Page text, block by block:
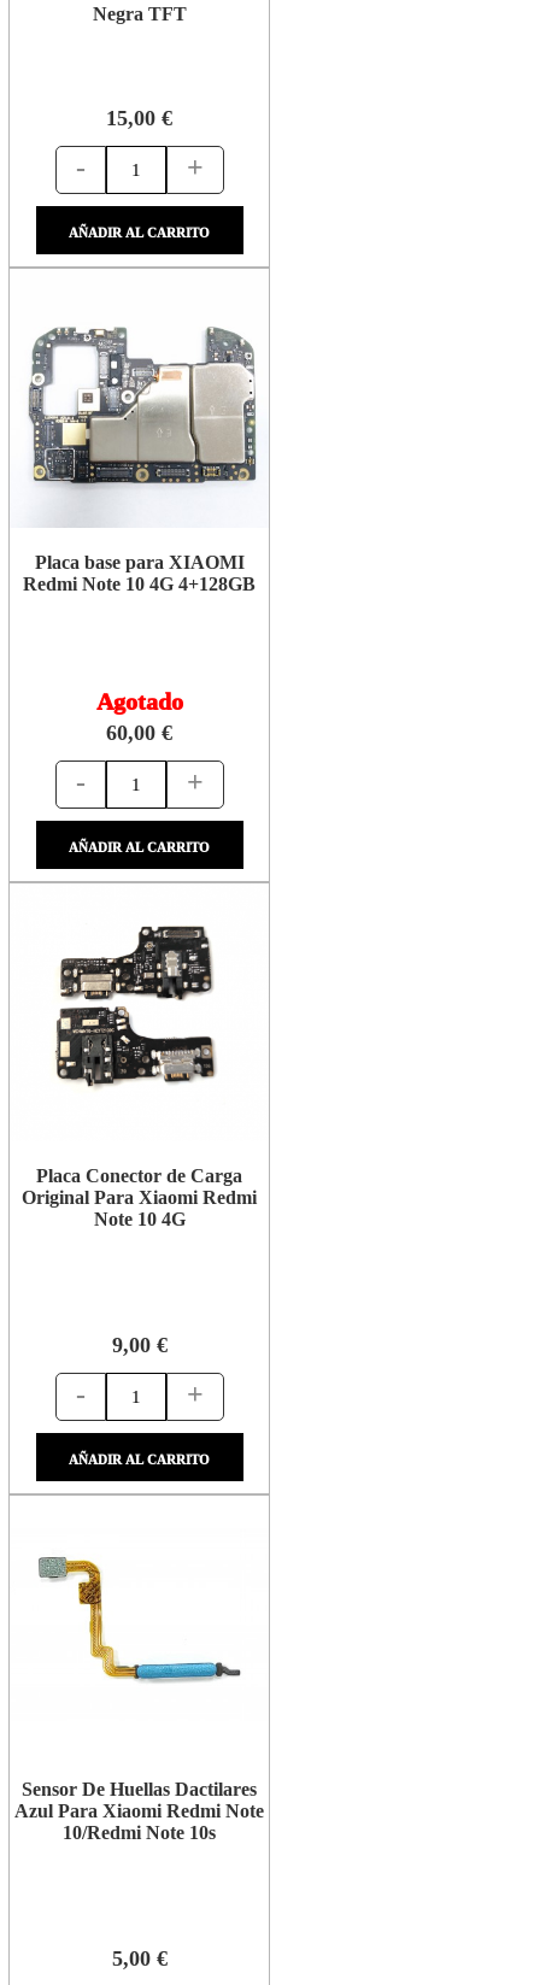
Negra TFT
15,00 €
- +
AÑADIR AL CARRITO
Placa base para XIAOMI
Redmi Note 10 4G 4+128GB
Agotado
60,00 €
- +
AÑADIR AL CARRITO
Placa Conector de Carga
Original Para Xiaomi Redmi
Note 10 4G
9,00 €
- +
AÑADIR AL CARRITO
Sensor De Huellas Dactilares
Azul Para Xiaomi Redmi Note
10/Redmi Note 10s
5,00 €